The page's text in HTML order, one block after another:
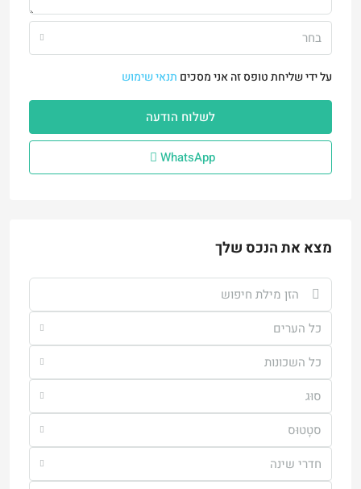
בחר
על ידי שליחת טופס זה אני מסכיםתנאי שימוש
לשלוח הודעה
WhatsApp
מצא את הנכס שלך
כל הערים
כל השכונות
סטָטוּס
חדרי שינה